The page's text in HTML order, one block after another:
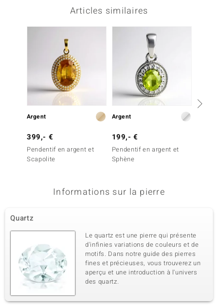
Articles similaires
Argent
399,- €
Pendentif en argent et
Scapolite
Argent
199,- €
Pendentif en argent et
Sphène
Informations sur la pierre
Quartz
Le quartz est une pierre qui présente
d'infinies variations de couleurs et de
motifs. Dans notre guide des pierres
fines et précieuses, vous trouverez un
aperçu et une introduction à l'univers
des quartz.